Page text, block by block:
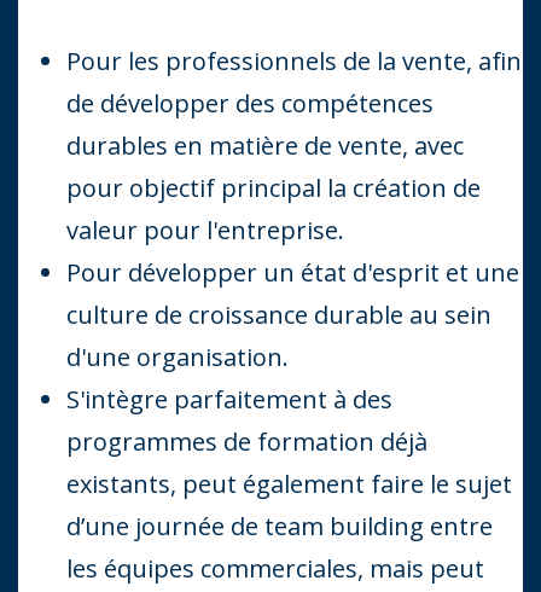
Pour les professionnels de la vente, afin
de développer des compétences
durables en matière de vente, avec
pour objectif principal la création de
valeur pour l'entreprise.
Pour développer un état d'esprit et une
culture de croissance durable au sein
d'une organisation.
S'intègre parfaitement à des
programmes de formation déjà
existants, peut également faire le sujet
d’une journée de team building entre
les équipes commerciales, mais peut